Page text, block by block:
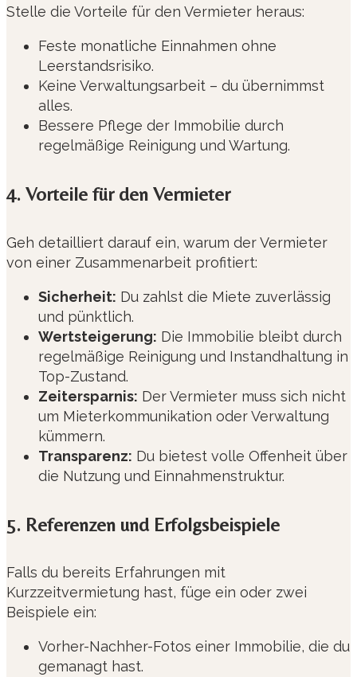
Stelle die Vorteile für den Vermieter heraus:
Feste monatliche Einnahmen ohne
Leerstandsrisiko.
Keine Verwaltungsarbeit – du übernimmst
alles.
Bessere Pflege der Immobilie durch
regelmäßige Reinigung und Wartung.
4. Vorteile für den Vermieter
Geh detailliert darauf ein, warum der Vermieter
von einer Zusammenarbeit profitiert:
Sicherheit: Du zahlst die Miete zuverlässig
und pünktlich.
Wertsteigerung: Die Immobilie bleibt durch
regelmäßige Reinigung und Instandhaltung in
Top-Zustand.
Zeitersparnis: Der Vermieter muss sich nicht
um Mieterkommunikation oder Verwaltung
kümmern.
Transparenz: Du bietest volle Offenheit über
die Nutzung und Einnahmenstruktur.
5. Referenzen und Erfolgsbeispiele
Falls du bereits Erfahrungen mit
Kurzzeitvermietung hast, füge ein oder zwei
Beispiele ein:
Vorher-Nachher-Fotos einer Immobilie, die du
gemanagt hast.